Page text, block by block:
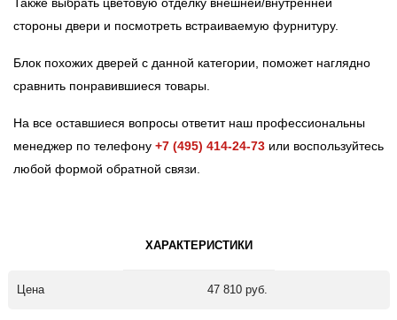
стороны двери и посмотреть встраиваемую фурнитуру.
Блок похожих дверей с данной категории, поможет наглядно
сравнить понравившиеся товары.
На все оставшиеся вопросы ответит наш профессиональны
менеджер по телефону +7 (495) 414-24-73 или воспользуйтесь
любой формой обратной связи.
ХАРАКТЕРИСТИКИ
Цена 47 810 руб.